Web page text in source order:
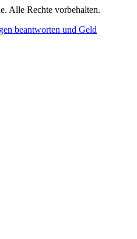
Alle Rechte vorbehalten.